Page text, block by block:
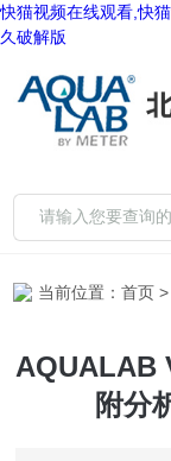
快猫视频在线观看,快
久破解版
当前位置：首页
AQUALAB
附分